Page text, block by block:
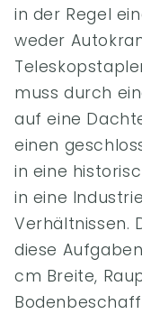
in der Regel
weder
muss durch
auf eine
einen
in eine
in eine
Verhältnissen.
diese
cm Breite,